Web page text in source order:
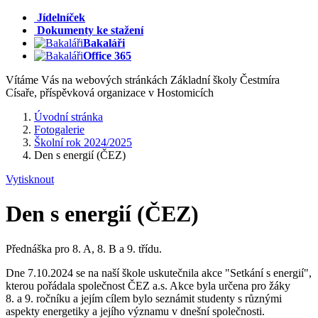
Jídelníček
Dokumenty ke stažení
Bakaláři
Office 365
Vítáme Vás na webových stránkách Základní školy Čestmíra
Císaře, příspěvková organizace v Hostomicích
Úvodní stránka
Fotogalerie
Školní rok 2024/2025
Den s energií (ČEZ)
Vytisknout
Den s energií (ČEZ)
Přednáška pro 8. A, 8. B a 9. třídu.
Dne 7.10.2024 se na naší škole uskutečnila akce "Setkání s energií",
kterou pořádala společnost ČEZ a.s. Akce byla určena pro žáky
8. a 9. ročníku a jejím cílem bylo seznámit studenty s různými
aspekty energetiky a jejího významu v dnešní společnosti.